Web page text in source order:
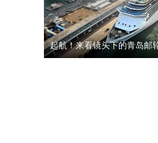
起航！来看镜头下的青岛邮